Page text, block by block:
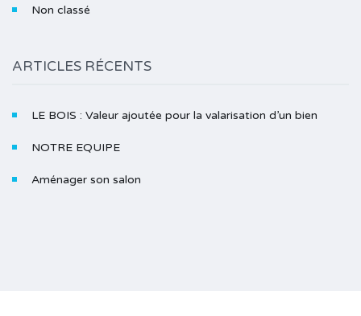
Non classé
ARTICLES RÉCENTS
LE BOIS : Valeur ajoutée pour la valarisation d’un bien
NOTRE EQUIPE
Aménager son salon